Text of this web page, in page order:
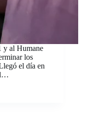
y al Humane
los
el día en